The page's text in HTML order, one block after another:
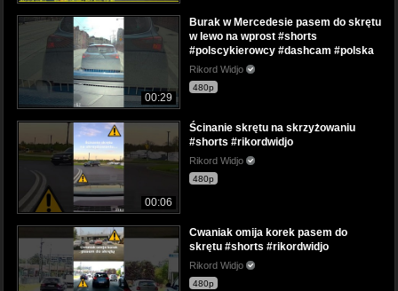
00:29
Burak w Mercedesie pasem do skrętu
w lewo na wprost #shorts
#polscykierowcy #dashcam #polska
Rikord Widjo
480p
00:06
Ścinanie skrętu na skrzyżowaniu
#shorts #rikordwidjo
Rikord Widjo
480p
Cwaniak omija korek pasem do
skrętu #shorts #rikordwidjo
Rikord Widjo
480p